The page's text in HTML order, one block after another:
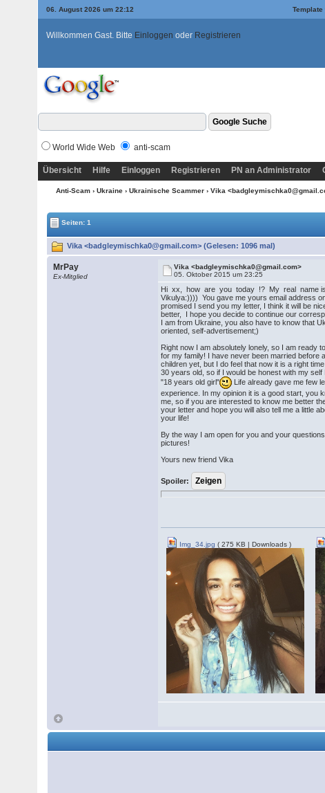
06. August 2026 um 22:12
Willkommen Gast. Bitte Einloggen oder Registrieren
World Wide Web anti-scam
Übersicht Hilfe Einloggen Registrieren PN an Administrator
Anti-Scam › Ukraine › Ukrainische Scammer › Vika
Seiten: 1
Vika <badgleymischka0@gmail.com> (Gelesen: 1096 mal)
MrPay
Ex-Mitglied
Vika <badgleymischka0@gmail.com>
05. Oktober 2015 um 23:25
Hi xx, how are you today !? My real name is
Vikulya:)))) You gave me yours email address
promised I send you my letter, I think it will be
better, I hope you decide to continue our
I am from Ukraine, you also have to know that
oriented, self-advertisement;)
Right now I am absolutely lonely, so I am ready
for my family! I have never been married before
children yet, but I do feel that now it is a right
30 years old, so if I would be honest with my self
"18 years old girl"
Life already gave me few
experience. In my opinion it is a good start, you
me, so if you are interested to know me better
your letter and hope you will also tell me a little
your life!
By the way I am open for you and your
pictures!
Yours new friend Vika
Spoiler:
Img_34.jpg ( 275 KB | Downloads )